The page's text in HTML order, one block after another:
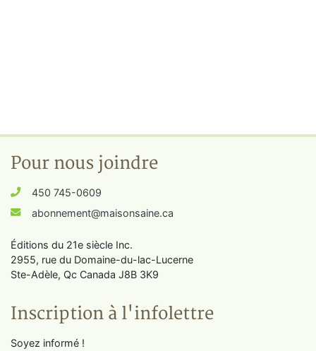
Pour nous joindre
450 745-0609
abonnement@maisonsaine.ca
Éditions du 21e siècle Inc.
2955, rue du Domaine-du-lac-Lucerne
Ste-Adèle, Qc Canada J8B 3K9
Inscription à l'infolettre
Soyez informé !